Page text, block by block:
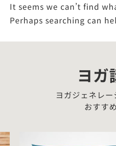
It seems we can’t find
Perhaps searching can
ヨガ
ヨガジェネレ
おすす